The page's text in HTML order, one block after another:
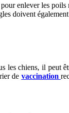
enlever les
doivent
les chiens, il peut
de vaccination